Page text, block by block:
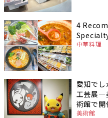
4
中華料理
愛知で
工芸展―
術館で開
美術館